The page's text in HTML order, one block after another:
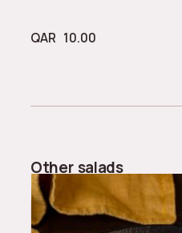
QAR 10.00
Other salads